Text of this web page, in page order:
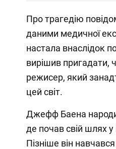
Про трагедію
даними медичної
настала внаслідок
вирішив пригадати,
режисер, який
цей світ.
Джефф Баена
де почав свій шлях у
Пізніше він